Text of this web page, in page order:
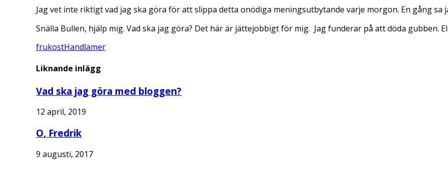
Jag vet inte riktigt vad jag ska göra för att slippa detta onödiga meningsutbytande varje morgon. En gång sa
Snälla Bullen, hjälp mig. Vad ska jag göra? Det här är jättejobbigt för mig. Jag funderar på att döda gubben.
frukostHandlamer
Liknande inlägg
Vad ska jag göra med bloggen?
12 april, 2019
O, Fredrik
9 augusti, 2017